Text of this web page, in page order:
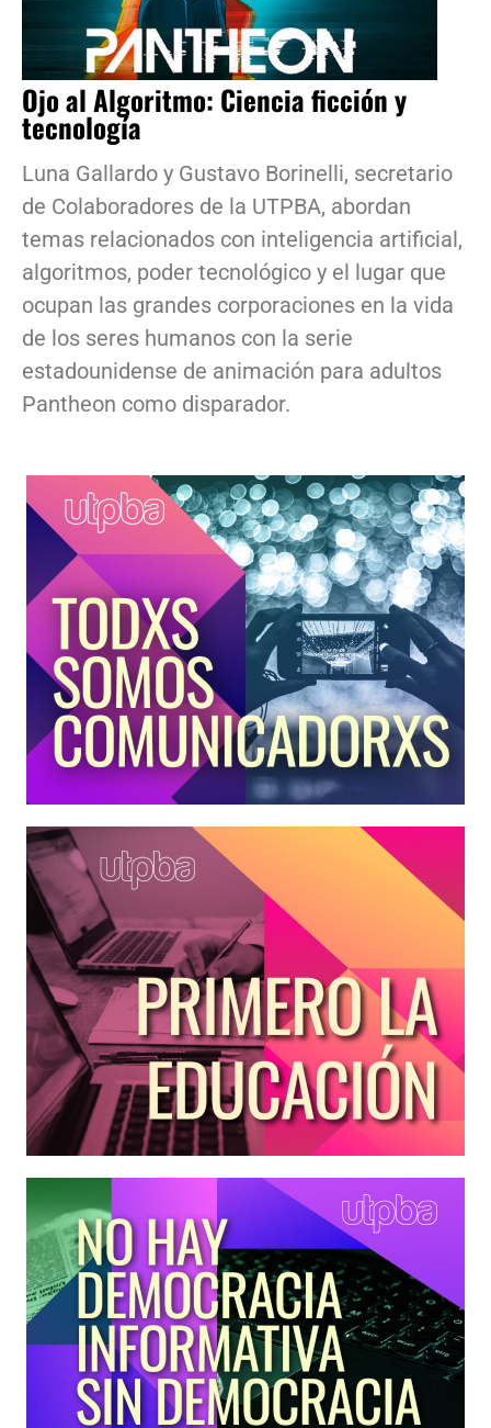
Ojo al Algoritmo: Ciencia ficción y
tecnología
Luna Gallardo y Gustavo Borinelli, secretario
de Colaboradores de la UTPBA, abordan
temas relacionados con inteligencia artificial,
algoritmos, poder tecnológico y el lugar que
ocupan las grandes corporaciones en la vida
de los seres humanos con la serie
estadounidense de animación para adultos
Pantheon como disparador.